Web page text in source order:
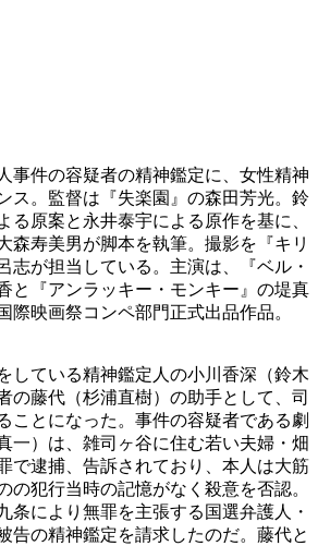
事件の容疑者の精神鑑定に、女性精神
ス。監督は『失楽園』の森田芳光。鈴
る原案と永井泰宇による原作を基に、
森寿美男が脚本を執筆。撮影を『キリ
志が担当している。主演は、『ベル・
と『アンラッキー・モンキー』の堤真
際映画祭コンペ部門正式出品作品。
している精神鑑定人の小川香深（鈴木
の藤代（杉浦直樹）の助手として、司
ことになった。事件の容疑者である劇
一）は、雑司ヶ谷に住む若い夫婦・畑
で逮捕、告訴されており、本人は大筋
の犯行当時の記憶がなく殺意を否認。
条により無罪を主張する国選弁護人・
告の精神鑑定を請求したのだ。藤代と